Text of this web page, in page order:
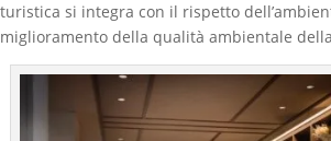
turistica si integra con il rispetto
miglioramento della qualità ambientale